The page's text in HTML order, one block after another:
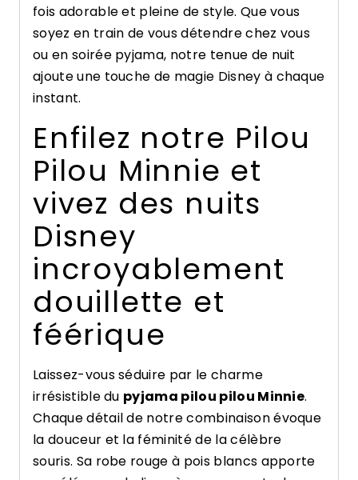
fois adorable et pleine de style. Que vous
soyez en train de vous détendre chez vous
ou en soirée pyjama, notre tenue de nuit
ajoute une touche de magie Disney à chaque
instant.
Enfilez notre Pilou
Pilou Minnie et
vivez des nuits
Disney
incroyablement
douillette et
féérique
Laissez-vous séduire par le charme
irrésistible du pyjama pilou pilou Minnie.
Chaque détail de notre combinaison évoque
la douceur et la féminité de la célèbre
souris. Sa robe rouge à pois blancs apporte